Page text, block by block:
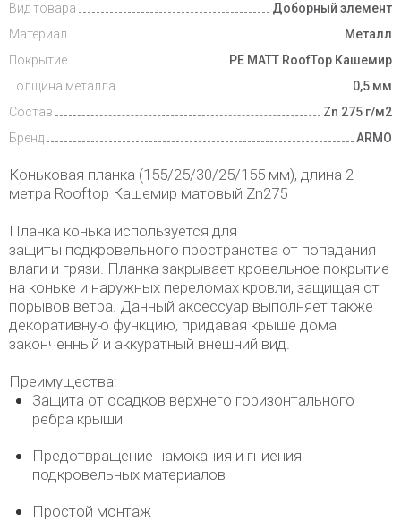
Вид товара
Доборный элемент
Материал
Металл
Покрытие
PE MATT RoofTop Кашемир
Толщина металла
0,5 мм
Состав
Zn 275 г/м2
Бренд
ARMO
Коньковая планка (155/25/30/25/155 мм), длина 2
метра Rooftop Кашемир матовый Zn275
Планка конька используется для
защиты подкровельного пространства от попадания
влаги и грязи. Планка закрывает кровельное покрытие
на коньке и наружных переломах кровли, защищая от
порывов ветра. Данный аксессуар выполняет также
декоративную функцию, придавая крыше дома
законченный и аккуратный внешний вид.
Преимущества:
Защита от осадков верхнего горизонтального
ребра крыши
Предотвращение намокания и гниения
подкровельных материалов
Простой монтаж